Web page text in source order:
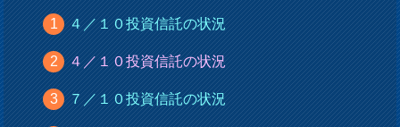
４／１０投資信託の状況
４／１０投資信託の状況
７／１０投資信託の状況